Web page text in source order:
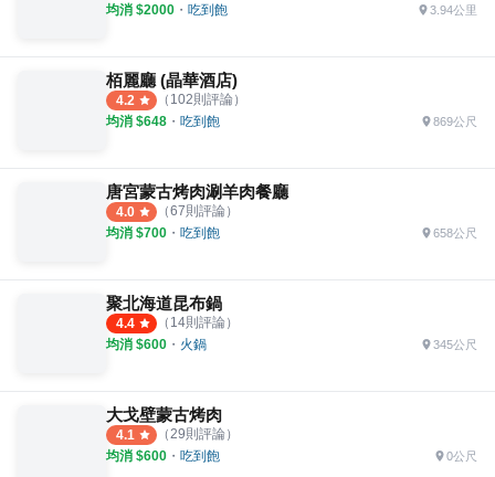
均消 $2000 ・ 吃到飽 3.94公里
栢麗廳 (晶華酒店)
4.2 （ 102則評論）
均消 $648 ・ 吃到飽 869公尺
唐宮蒙古烤肉涮羊肉餐廳
4.0 （67則評論）
均消 $700 ・ 吃到飽 658公尺
聚北海道昆布鍋
4.4 （ 14則評論）
均消 $600 ・ 火鍋 345公尺
大戈壁蒙古烤肉
4.1 （ 29則評論）
均消 $600 ・ 吃到飽 0公尺